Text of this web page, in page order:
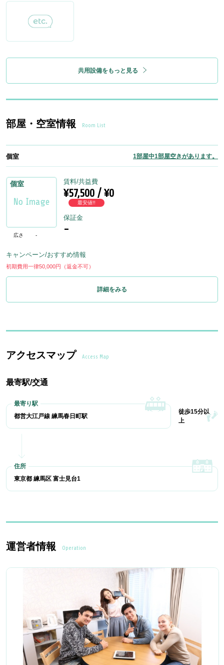
共用設備をもっと見る
部屋・空室情報 Room List
個室 1部屋中1部屋空きがあります。
個室
広さ -
賃料/共益費
¥57,500 / ¥0
最安値!!
保証金
-
キャンペーン/おすすめ情報
初期費用一律50,000円（返金不可）
詳細をみる
アクセスマップ Access Map
最寄駅/交通
都営大江戸線 練馬春日町駅
徒歩15分以
上
東京都 練馬区 富士見台1
運営者情報 Operation